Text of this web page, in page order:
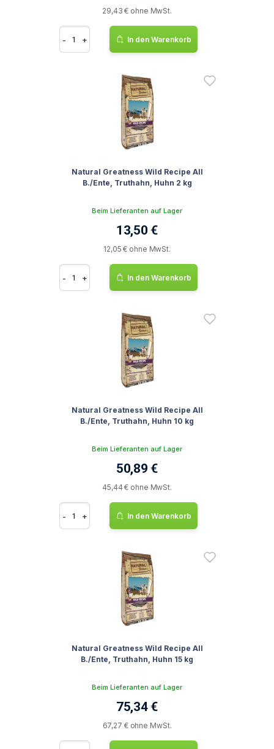
29,43 € ohne MwSt.
- + In den Warenkorb
Natural Greatness Wild Recipe All
B./Ente, Truthahn, Huhn 2 kg
Beim Lieferanten auf Lager
13,50 €
12,05 € ohne MwSt.
- + In den Warenkorb
Natural Greatness Wild Recipe All
B./Ente, Truthahn, Huhn 10 kg
Beim Lieferanten auf Lager
50,89 €
45,44 € ohne MwSt.
- + In den Warenkorb
Natural Greatness Wild Recipe All
B./Ente, Truthahn, Huhn 15 kg
Beim Lieferanten auf Lager
75,34 €
67,27 € ohne MwSt.